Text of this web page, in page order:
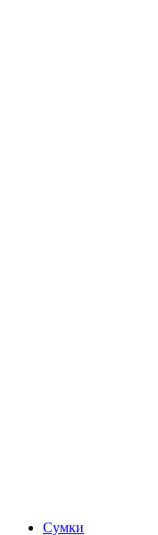
Сумки